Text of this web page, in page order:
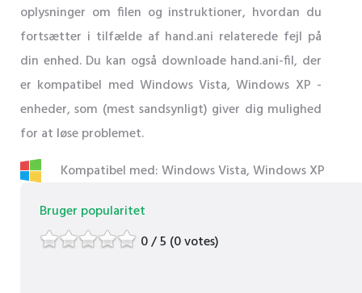
oplysninger om filen og instruktioner, hvordan du
fortsætter i tilfælde af hand.ani relaterede fejl på
din enhed. Du kan også downloade hand.ani-fil, der
er kompatibel med Windows Vista, Windows XP -
enheder, som (mest sandsynligt) giver dig mulighed
for at løse problemet.
Kompatibel med: Windows Vista, Windows XP
Bruger popularitet
0 / 5 (0 votes)